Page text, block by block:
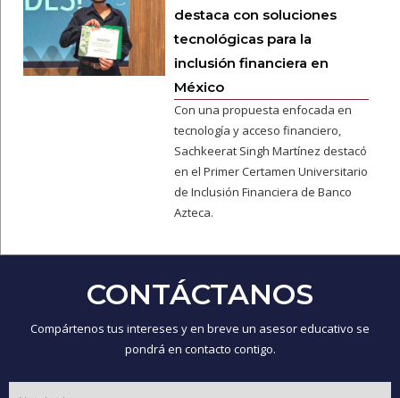
destaca con soluciones
tecnológicas para la
inclusión financiera en
México
Con una propuesta enfocada en
tecnología y acceso financiero,
Sachkeerat Singh Martínez destacó
en el Primer Certamen Universitario
de Inclusión Financiera de Banco
Azteca.
CONTÁCTANOS
Compártenos tus intereses y en breve un asesor educativo se
pondrá en contacto contigo.